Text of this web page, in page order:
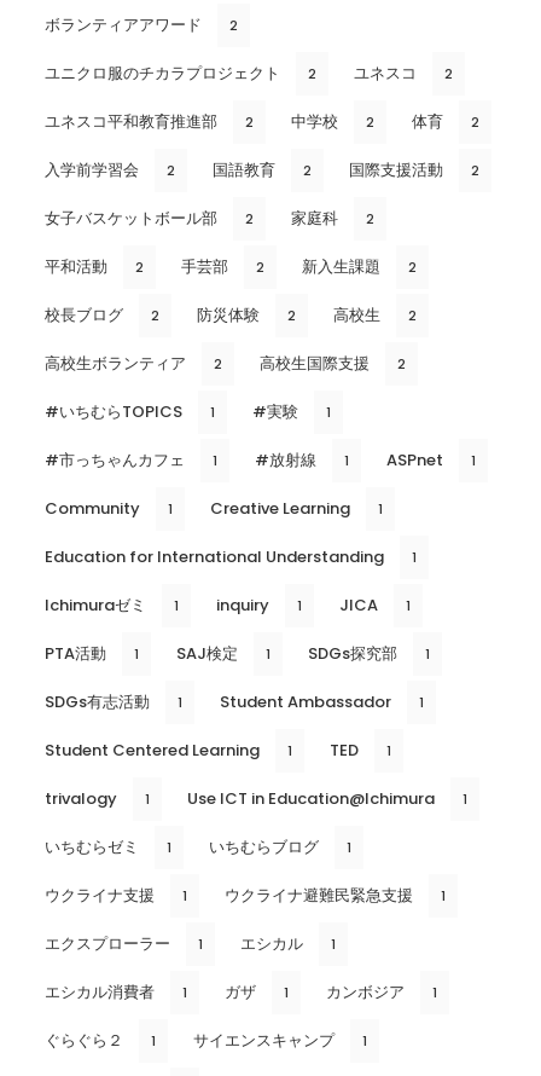
ボランティアアワード 2
ユニクロ服のチカラプロジェクト 2 ユネスコ 2
ユネスコ平和教育推進部 2 中学校 2 体育 2
入学前学習会 2 国語教育 2 国際支援活動 2
女子バスケットボール部 2 家庭科 2
平和活動 2 手芸部 2 新入生課題 2
校長ブログ 2 防災体験 2 高校生 2
高校生ボランティア 2 高校生国際支援 2
#いちむらTOPICS 1 #実験 1
#市っちゃんカフェ 1 #放射線 1 ASPnet 1
Community 1 Creative Learning 1
Education for International Understanding 1
Ichimuraゼミ 1 inquiry 1 JICA 1
PTA活動 1 SAJ検定 1 SDGs探究部 1
SDGs有志活動 1 Student Ambassador 1
Student Centered Learning 1 TED 1
trivalogy 1 Use ICT in Education@Ichimura 1
いちむらゼミ 1 いちむらブログ 1
ウクライナ支援 1 ウクライナ避難民緊急支援 1
エクスプローラー 1 エシカル 1
エシカル消費者 1 ガザ 1 カンボジア 1
ぐらぐら２ 1 サイエンスキャンプ 1